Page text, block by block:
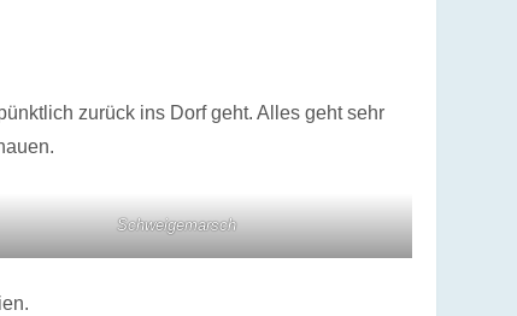
zurück ins Dorf geht. Alles geht sehr
Schweigemarsch